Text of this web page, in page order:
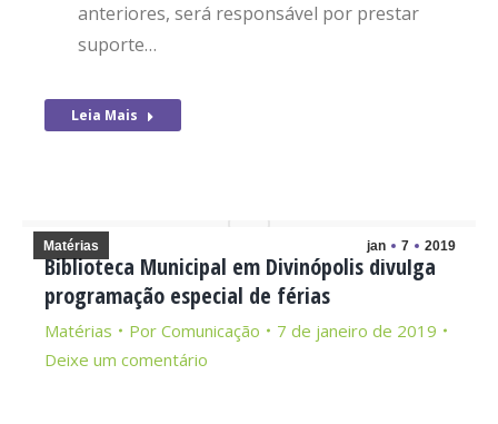
anteriores, será responsável por prestar
suporte…
Leia Mais
jan 7 2019
Matérias
Biblioteca Municipal em Divinópolis divulga
programação especial de férias
Matérias Por Comunicação
7 de janeiro de 2019
Deixe um comentário